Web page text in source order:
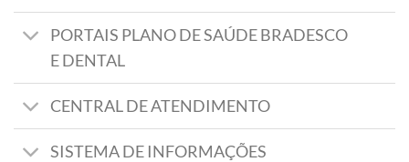
PORTAIS PLANO DE SAÚDE BRADESCO
E DENTAL
CENTRAL DE ATENDIMENTO
SISTEMA DE INFORMAÇÕES